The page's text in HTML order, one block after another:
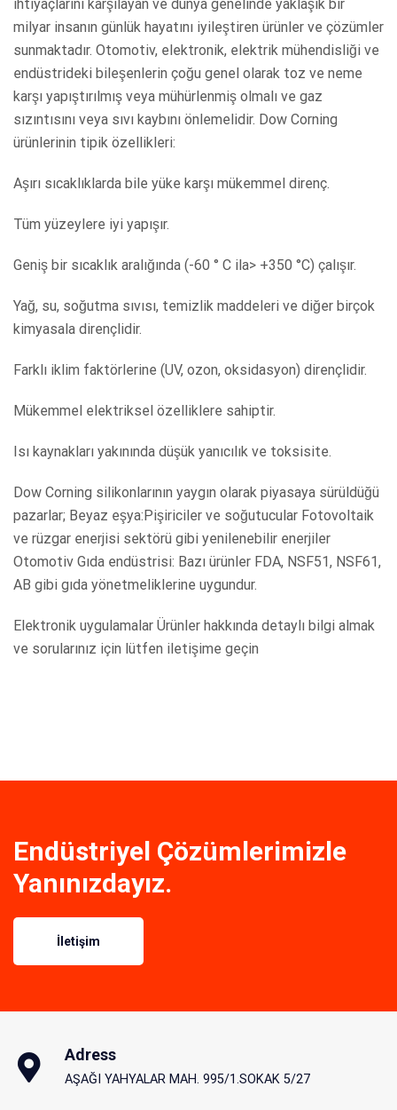
ihtiyaçlarını karşılayan ve dünya genelinde yaklaşık bir
milyar insanın günlük hayatını iyileştiren ürünler ve çözümler
sunmaktadır. Otomotiv, elektronik, elektrik mühendisliği ve
endüstrideki bileşenlerin çoğu genel olarak toz ve neme
karşı yapıştırılmış veya mühürlenmiş olmalı ve gaz
sızıntısını veya sıvı kaybını önlemelidir. Dow Corning
ürünlerinin tipik özellikleri:
Aşırı sıcaklıklarda bile yüke karşı mükemmel direnç.
Tüm yüzeylere iyi yapışır.
Geniş bir sıcaklık aralığında (-60 ° C ila> +350 °C) çalışır.
Yağ, su, soğutma sıvısı, temizlik maddeleri ve diğer birçok
kimyasala dirençlidir.
Farklı iklim faktörlerine (UV, ozon, oksidasyon) dirençlidir.
Mükemmel elektriksel özelliklere sahiptir.
Isı kaynakları yakınında düşük yanıcılık ve toksisite.
Dow Corning silikonlarının yaygın olarak piyasaya sürüldüğü
pazarlar; Beyaz eşya:Pişiriciler ve soğutucular Fotovoltaik
ve rüzgar enerjisi sektörü gibi yenilenebilir enerjiler
Otomotiv Gıda endüstrisi: Bazı ürünler FDA, NSF51, NSF61,
AB gibi gıda yönetmeliklerine uygundur.
Elektronik uygulamalar Ürünler hakkında detaylı bilgi almak
ve sorularınız için lütfen iletişime geçin
Endüstriyel Çözümlerimizle
Yanınızdayız.
İletişim
Adress
AŞAĞI YAHYALAR MAH. 995/1.SOKAK 5/27